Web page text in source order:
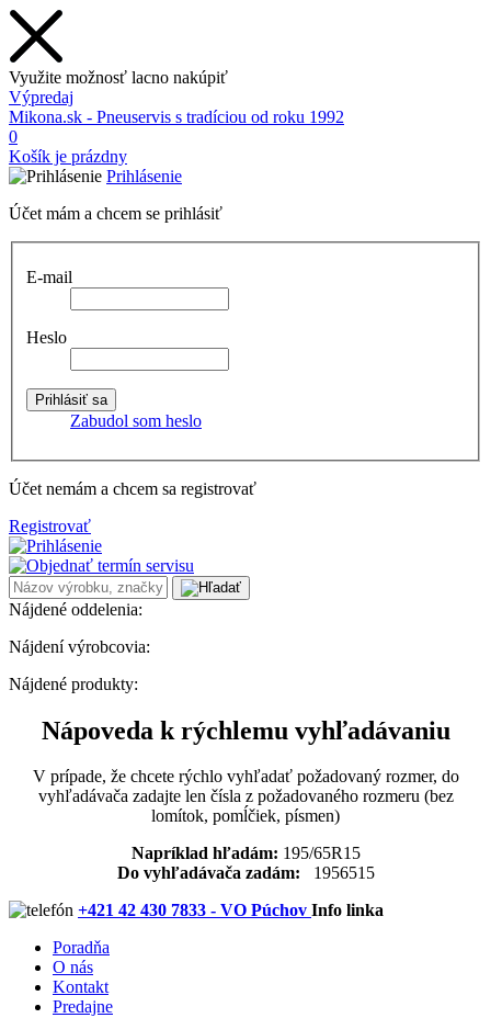
Využite možnosť lacno nakúpiť
Výpredaj
Mikona.sk - Pneuservis s tradíciou od roku 1992
0
Košík je prázdny
Prihlásenie
Účet mám a chcem se prihlásiť
E-mail
Heslo
Zabudol som heslo
Účet nemám a chcem sa registrovať
Registrovať
Nájdené oddelenia:
Nájdení výrobcovia:
Nájdené produkty:
Nápoveda k rýchlemu vyhľadávaniu
V prípade, že chcete rýchlo vyhľadať požadovaný rozmer, do
vyhľadávača zadajte len čísla z požadovaného rozmeru (bez
lomítok, pomĺčiek, písmen)
Napríklad hľadám: 195/65R15
Do vyhľadávača zadám: 1956515
+421 42 430 7833 - VO Púchov Info linka
Poradňa
O nás
Kontakt
Predajne